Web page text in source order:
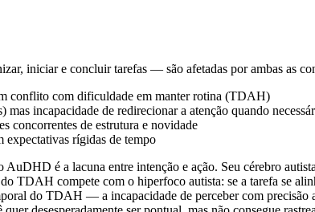
iniciar e concluir tarefas — são afetadas por ambas as
conflito com dificuldade em manter rotina (TDAH)
mas incapacidade de redirecionar a atenção quando
concorrentes de estrutura e novidade
expectativas rígidas de tempo
AuDHD é a lacuna entre intenção e ação. Seu cérebro
TDAH compete com o hiperfoco autista: se a tarefa se
do TDAH — a incapacidade de perceber com